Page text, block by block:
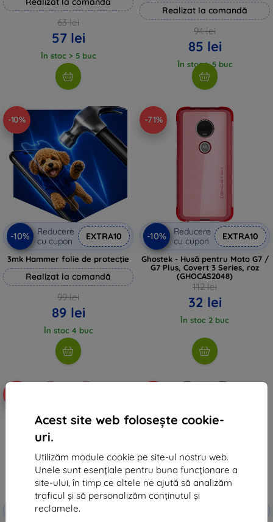
Acest site web folosește cookie-
uri.
Utilizăm module cookie pe site-ul nostru web.
Unele sunt esențiale pentru buna funcționare a
site-ului, în timp ce altele ne ajută să analizăm
traficul și să personalizăm conținutul și
reclamele.
63 lei
57 lei
În stoc > 5 buc
Realizat la comandă
94 lei
85 lei
În stoc > 5 buc
-10%
-10%
Reducere
cu cupon
EXTRA10
3mk Hammer folie de protecție
Realizat la comandă
99 lei
89 lei
În stoc 4 buc
-71%
-10%
Reducere
cu cupon
EXTRA10
Ghostek - Husă pentru Moto G7 /
G7 Plus, Covert 3 Series, roz
(GHOCAS2048)
112 lei
32 lei
În stoc 2 buc
Reducere
cu cupon